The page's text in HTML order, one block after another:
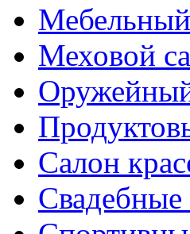
Меховой
Салон